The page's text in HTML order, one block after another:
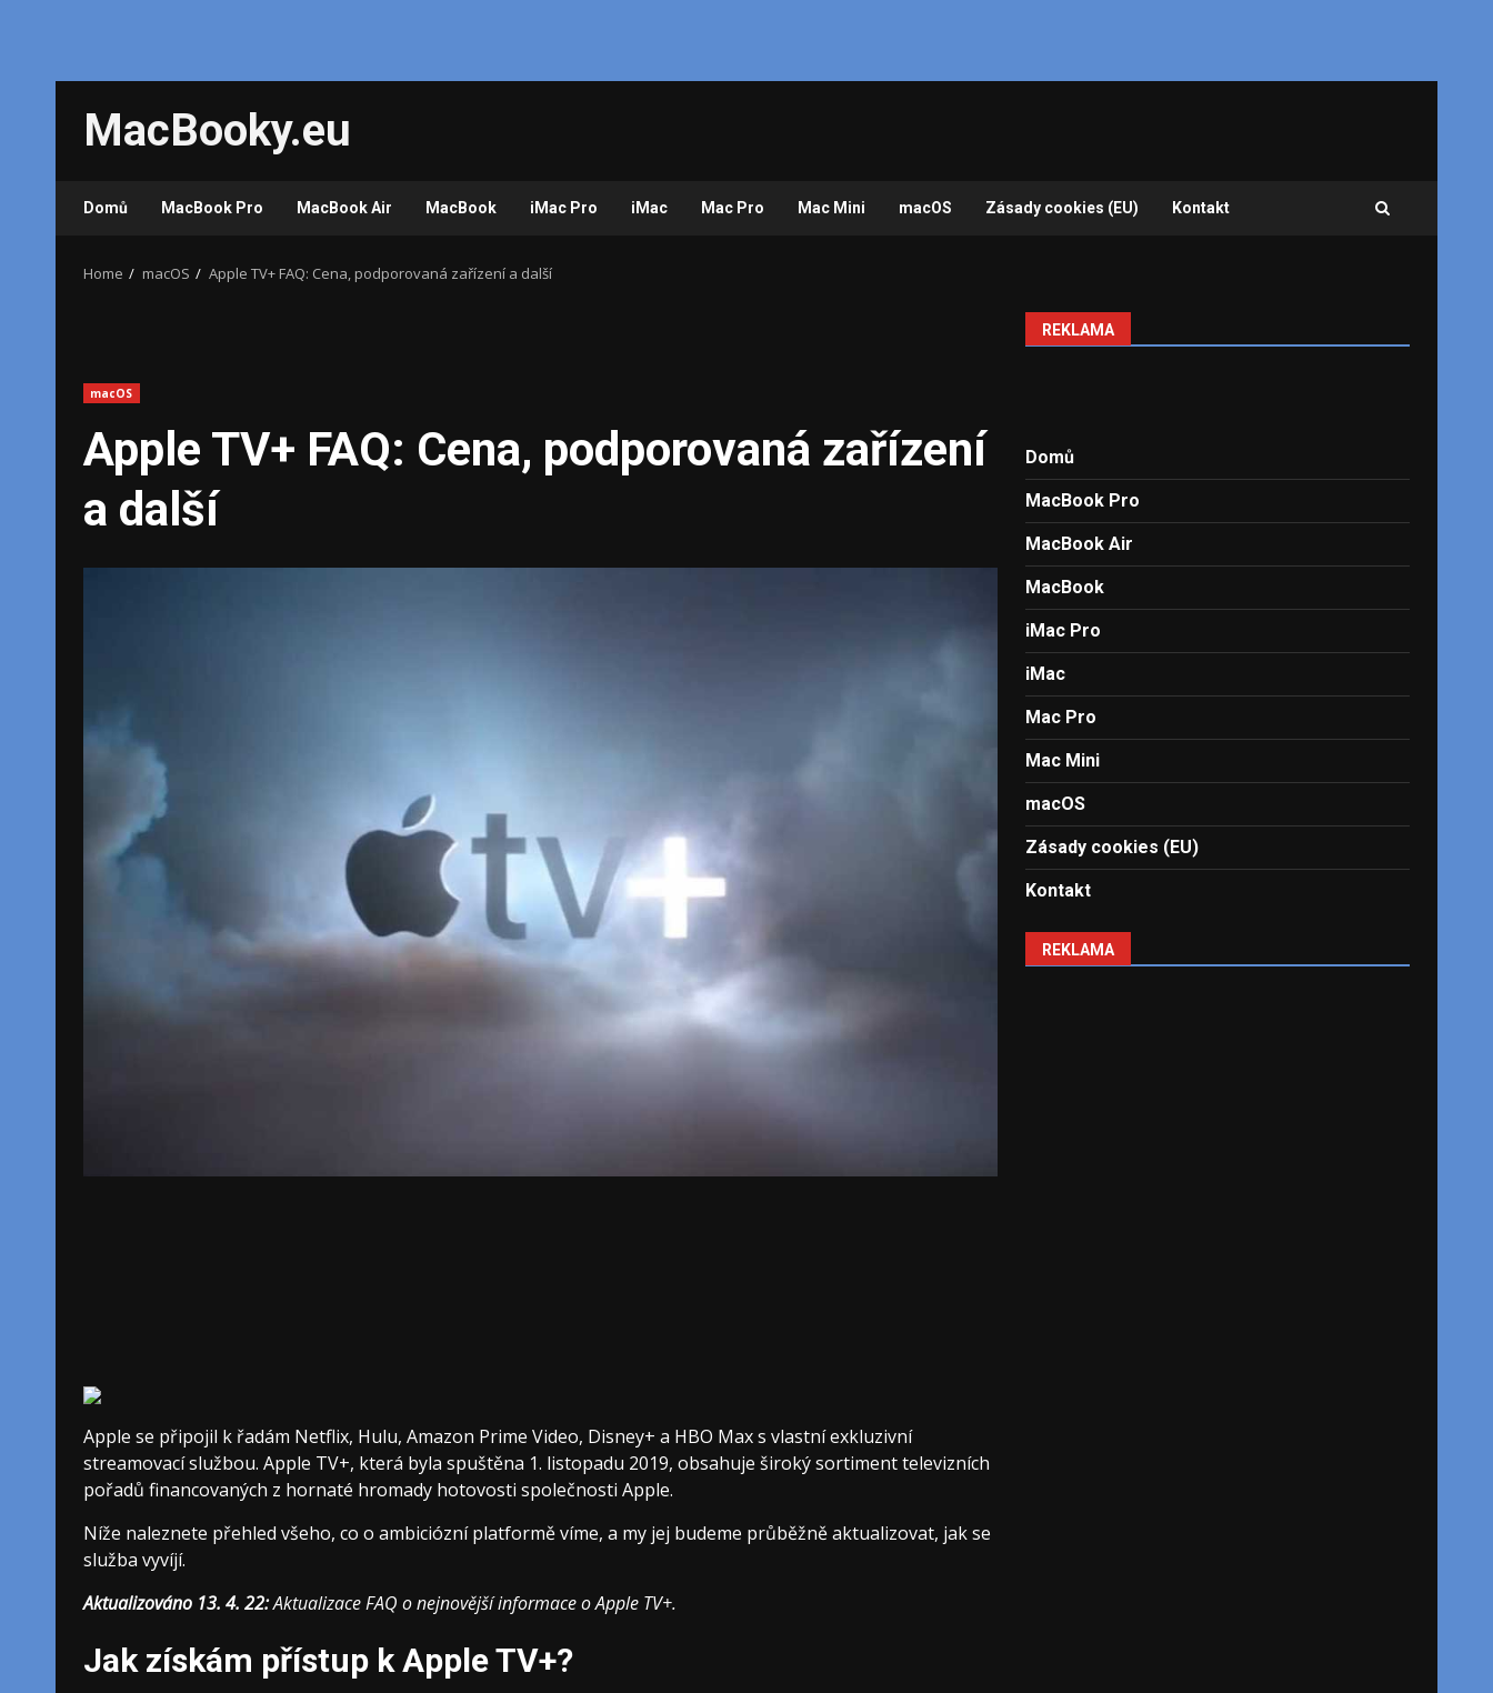
content
MacBooky.eu
Domů MacBook Pro MacBook Air MacBook iMac Pro iMac Mac Pro Mac Mini macOS Zásady cookies (EU) Kontakt
Home macOS Apple TV+ FAQ: Cena, podporovaná zařízení a další
macOS
Apple TV+ FAQ: Cena, podporovaná zařízení
a další
Apple se připojil k řadám Netflix, Hulu, Amazon Prime Video, Disney+ a HBO Max s vlastní exkluzivní
streamovací službou. Apple TV+, která byla spuštěna 1. listopadu 2019, obsahuje široký sortiment televizních
pořadů financovaných z hornaté hromady hotovosti společnosti Apple.
Níže naleznete přehled všeho, co o ambiciózní platformě víme, a my jej budeme průběžně aktualizovat, jak se
služba vyvíjí.
Aktualizováno 13. 4. 22:Aktualizace FAQ o nejnovější informace o Apple TV+.
Jak získám přístup k Apple TV+?
REKLAMA
Domů
MacBook Pro
MacBook Air
MacBook
iMac Pro
iMac
Mac Pro
Mac Mini
macOS
Zásady cookies (EU)
Kontakt
REKLAMA